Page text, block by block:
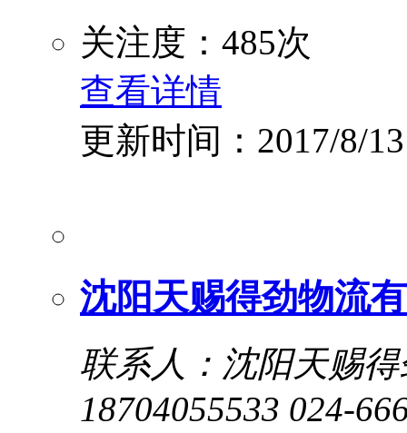
关注度：485次
查看详情
更新时间：2017/8/13
沈阳天赐得劲物流
联系人：沈阳天赐
18704055533 024-